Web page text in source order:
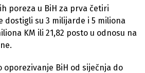
poreza u BiH za prva četiri
dostigli su 3 milijarde i 5 miliona
KM ili 21,82 posto u odnosu na
oporezivanje BiH od siječnja do